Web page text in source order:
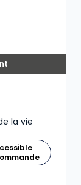
la vie